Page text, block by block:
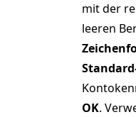
mit der
leeren
OK.